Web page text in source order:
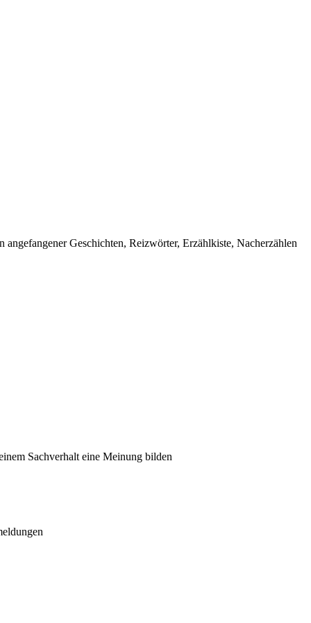
Geschichten, Reizwörter, Erzählkiste, Nacherzählen
Sachverhalt eine Meinung bilden